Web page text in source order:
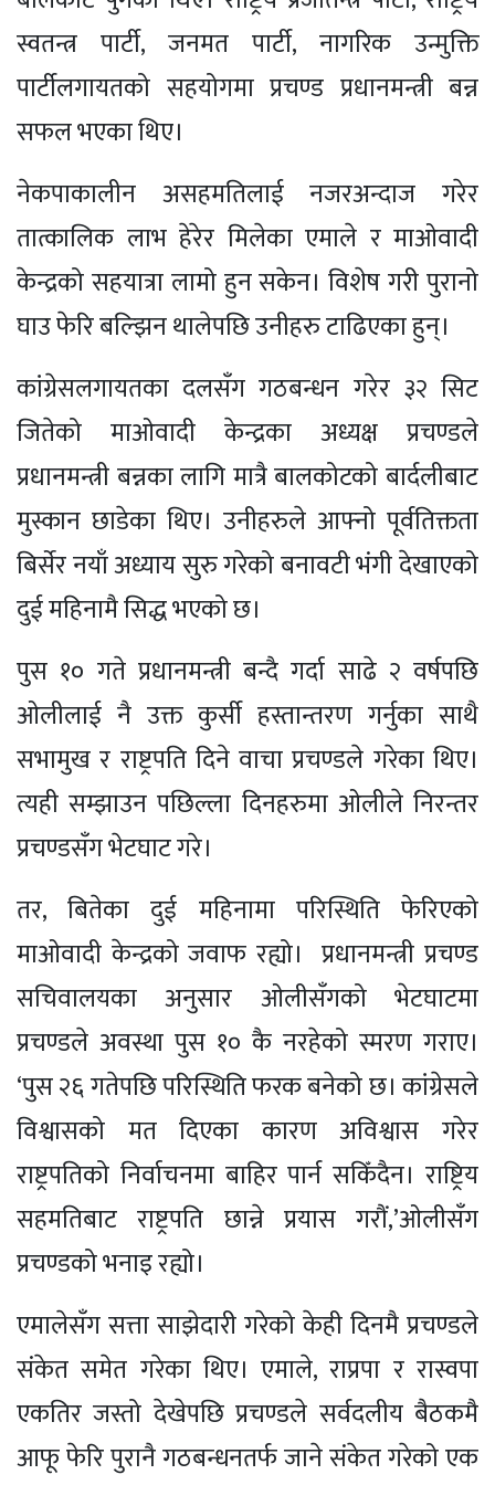
स्वतन्त्र पार्टी, जनमत पार्टी, नागरिक उन्मुक्ति
पार्टीलगायतको सहयोगमा प्रचण्ड प्रधानमन्त्री बन्न
सफल भएका थिए।
नेकपाकालीन असहमतिलाई नजरअन्दाज गरेर
तात्कालिक लाभ हेरेर मिलेका एमाले र माओवादी
केन्द्रको सहयात्रा लामो हुन सकेन। विशेष गरी पुरानो
घाउ फेरि बल्झिन थालेपछि उनीहरु टाढिएका हुन्।
कांग्रेसलगायतका दलसँग गठबन्धन गरेर ३२ सिट
जितेको माओवादी केन्द्रका अध्यक्ष प्रचण्डले
प्रधानमन्त्री बन्नका लागि मात्रै बालकोटको बार्दलीबाट
मुस्कान छाडेका थिए। उनीहरुले आफ्नो पूर्वतिक्तता
बिर्सेर नयाँ अध्याय सुरु गरेको बनावटी भंगी देखाएको
दुई महिनामै सिद्ध भएको छ।
पुस १० गते प्रधानमन्त्री बन्दै गर्दा साढे २ वर्षपछि
ओलीलाई नै उक्त कुर्सी हस्तान्तरण गर्नुका साथै
सभामुख र राष्ट्रपति दिने वाचा प्रचण्डले गरेका थिए।
त्यही सम्झाउन पछिल्ला दिनहरुमा ओलीले निरन्तर
प्रचण्डसँग भेटघाट गरे।
तर, बितेका दुई महिनामा परिस्थिति फेरिएको
माओवादी केन्द्रको जवाफ रह्यो। प्रधानमन्त्री प्रचण्ड
सचिवालयका अनुसार ओलीसँगको भेटघाटमा
प्रचण्डले अवस्था पुस १० कै नरहेको स्मरण गराए।
‘पुस २६ गतेपछि परिस्थिति फरक बनेको छ। कांग्रेसले
विश्वासको मत दिएका कारण अविश्वास गरेर
राष्ट्रपतिको निर्वाचनमा बाहिर पार्न सकिँदैन। राष्ट्रिय
सहमतिबाट राष्ट्रपति छान्ने प्रयास गरौं,’ओलीसँग
प्रचण्डको भनाइ रह्यो।
एमालेसँग सत्ता साझेदारी गरेको केही दिनमै प्रचण्डले
संकेत समेत गरेका थिए। एमाले, राप्रपा र रास्वपा
एकतिर जस्तो देखेपछि प्रचण्डले सर्वदलीय बैठकमै
आफू फेरि पुरानै गठबन्धनतर्फ जाने संकेत गरेको एक